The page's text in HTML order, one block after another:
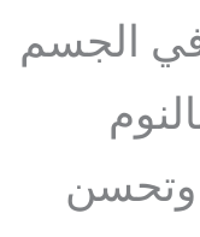
في الجسم
وتحسن